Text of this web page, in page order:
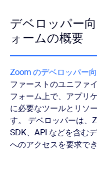
デベロッパー
ォームの概要
Zoom のデベロッパー
ファーストのユニファ
フォーム上で、アプリ
に必要なツールとリソ
す。 デベロッパーは、
SDK、API などを含む
へのアクセスを要求でき